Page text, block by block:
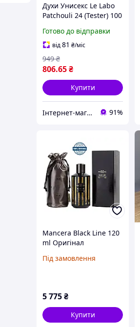
Духи Унисекс Le Labo
Patchouli 24 (Tester) 100
(Тестер) 100 мл all К
Готово до відправки
від81 ₴/міс
806.65₴
949 ₴
Купити
Інтернет-магазин Allegoriya 91%
Mancera Black Line 120
ml Оригінал
Під замовлення
5 775₴
Купити